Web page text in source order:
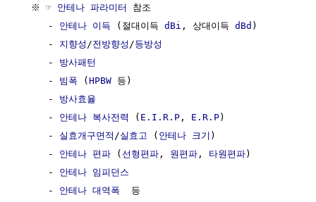
  ※ ☞
안테나 파라미터
참조
     -
안테나 이득 (절대이득 dBi , 상대이득 dBd )
     -
지향성 /전방향성 /등방성
     -
방사패턴
     -
빔폭 (HPBW 등)
     -
방사효율
     -
안테나 복사전력 ( E.I.R.P , E.R.P)
     -
실효개구면적 /실효고 ( 안테나 크기 )
     -
안테나 편파 (선형편파 , 원편파 , 타원편파)
     -
안테나 임피던스
     -
안테나 대역폭
  등